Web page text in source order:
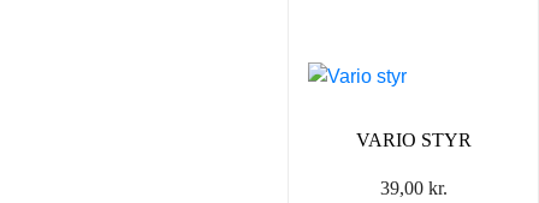
VARIO STYR
39,00 kr.